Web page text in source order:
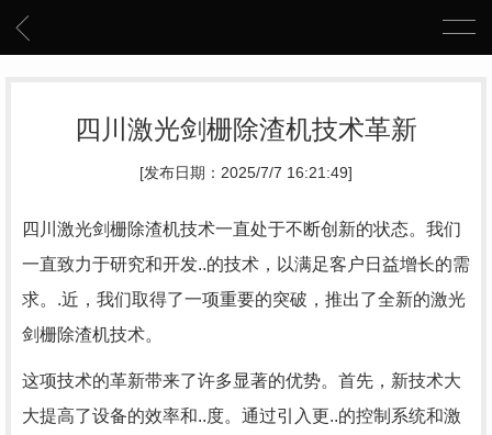
四川激光剑栅除渣机技术革新
[发布日期：2025/7/7 16:21:49]
四川激光剑栅除渣机技术一直处于不断创新的状态。我们
一直致力于研究和开发..的技术，以满足客户日益增长的需
求。.近，我们取得了一项重要的突破，推出了全新的激光
剑栅除渣机技术。
这项技术的革新带来了许多显著的优势。首先，新技术大
大提高了设备的效率和..度。通过引入更..的控制系统和激